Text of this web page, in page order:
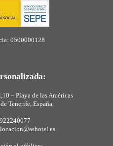
0500000128
– Playa de las Américas
Tenerife, España